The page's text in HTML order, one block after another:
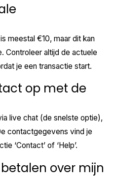
meestal €10, maar dit kan
Controleer altijd de actuele
je een transactie start.
op met de
live chat (de snelste optie),
contactgegevens vind je
‘Contact’ of ‘Help’.
over mijn